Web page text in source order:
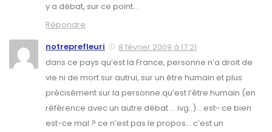
y a débat, sur ce point…
Répondre
notreprefleuri
8 février 2009 à 17:21
dans ce pays qu’est la France, personne n’a droit de
vie ni de mort sur autrui, sur un être humain et plus
précisément sur la personne qu’est l’être humain (en
référence avec un autre débat … ivg..)… est- ce bien
est-ce mal ? ce n’est pas le propos… c’est un